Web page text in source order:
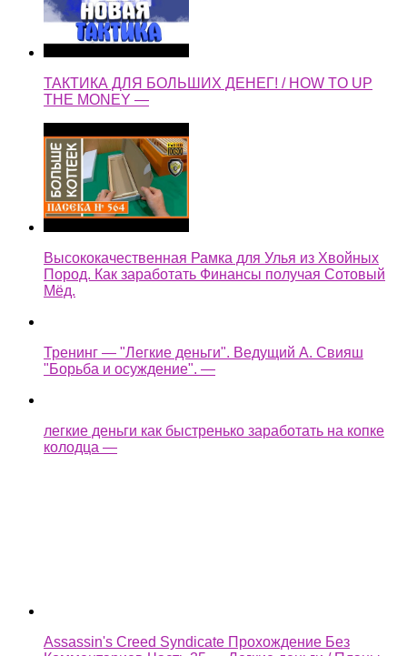
Высококачественная Рамка для Улья из Хвойных
Пород. Как заработать Финансы получая Сотовый
Мёд.
Тренинг — "Легкие деньги". Ведущий А. Свияш
"Борьба и осуждение". —
легкие деньги как быстренько заработать на копке
Assassin's Creed Syndicate Прохождение Без